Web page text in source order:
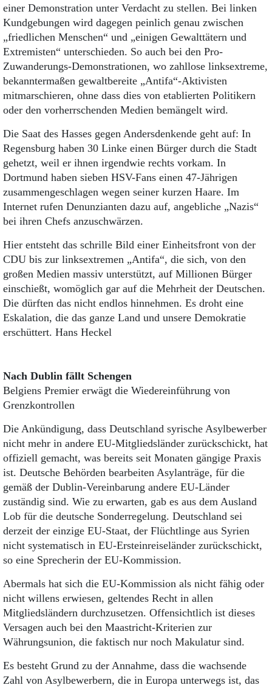
einer Demonstration unter Verdacht zu stellen. Bei linken
Kundgebungen wird dagegen peinlich genau zwischen
„friedlichen Menschen“ und „einigen Gewalttätern und
Extremisten“ unterschieden. So auch bei den Pro-
Zuwanderungs-Demonstrationen, wo zahllose linksextreme,
bekanntermaßen gewaltbereite „Antifa“-Aktivisten
mitmarschieren, ohne dass dies von etablierten Politikern
oder den vorherrschenden Medien bemängelt wird.
Die Saat des Hasses gegen Andersdenkende geht auf: In
Regensburg haben 30 Linke einen Bürger durch die Stadt
gehetzt, weil er ihnen irgendwie rechts vorkam. In
Dortmund haben sieben HSV-Fans einen 47-Jährigen
zusammengeschlagen wegen seiner kurzen Haare. Im
Internet rufen Denunzianten dazu auf, angebliche „Nazis“
bei ihren Chefs anzuschwärzen.
Hier entsteht das schrille Bild einer Einheitsfront von der
CDU bis zur linksextremen „Antifa“, die sich, von den
großen Medien massiv unterstützt, auf Millionen Bürger
einschießt, womöglich gar auf die Mehrheit der Deutschen.
Die dürften das nicht endlos hinnehmen. Es droht eine
Eskalation, die das ganze Land und unsere Demokratie
erschüttert. Hans Heckel
Nach Dublin fällt Schengen
Belgiens Premier erwägt die Wiedereinführung von
Grenzkontrollen
Die Ankündigung, dass Deutschland syrische Asylbewerber
nicht mehr in andere EU-Mitgliedsländer zu­rückschickt, hat
offiziell gemacht, was bereits seit Monaten gängige Praxis
ist. Deutsche Behörden bearbeiten Asylanträge, für die
gemäß der Dublin-Vereinbarung andere EU-Länder
zuständig sind. Wie zu erwarten, gab es aus dem Ausland
Lob für die deutsche Sonderregelung. Deutschland sei
derzeit der einzige EU-Staat, der Flüchtlinge aus Syrien
nicht systematisch in EU-Ersteinreiseländer zurückschickt,
so eine Sprecherin der EU-Kommission.
Abermals hat sich die EU-Kommission als nicht fähig oder
nicht willens erwiesen, geltendes Recht in allen
Mitgliedsländern durchzusetzen. Offensichtlich ist dieses
Versagen auch bei den Maast­richt-Kriterien zur
Währungsunion, die faktisch nur noch Makulatur sind.
Es besteht Grund zu der Annahme, dass die wachsende
Zahl von Asylbewerbern, die in Europa unterwegs ist, das